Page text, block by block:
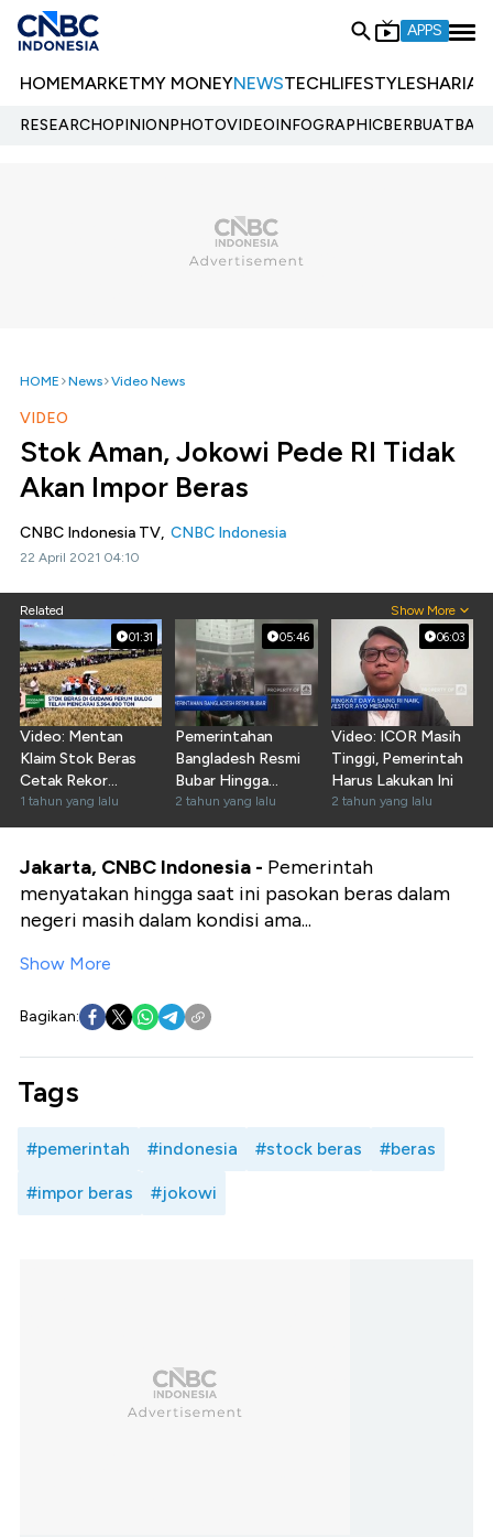
APPS
HOMEMARKETMY MONEYNEWSTECHLIFESTYLESHARIA
RESEARCHOPINIONPHOTOVIDEOINFOGRAPHIC
HOME News Video News
VIDEO
Stok Aman, Jokowi Pede RI Tidak
Akan Impor Beras
CNBC Indonesia TV, CNBC Indonesia
22 April 2021 04:10
Related Show More
01:31
Video: Mentan
Klaim Stok Beras
Cetak Rekor
Tertinggi 20 Tahun
1 tahun yang lalu
05:46
Pemerintahan
Bangladesh Resmi
Bubar Hingga
Ancaman Baru
Mengintai RI
2 tahun yang lalu
06:03
Video: ICOR Masih
Tinggi, Pemerintah
Harus Lakukan Ini
2 tahun yang lalu
Jakarta, CNBC Indonesia - Pemerintah
menyatakan hingga saat ini pasokan beras dalam
negeri masih dalam kondisi ama...
Show More
Bagikan:
Tags
#pemerintah #indonesia #stock beras #beras
#impor beras #jokowi